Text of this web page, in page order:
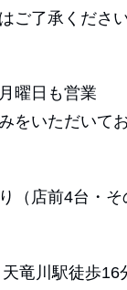
ご了承ください
曜日も営業
をいただいてお
（店前4台・そ
竜川駅徒歩16